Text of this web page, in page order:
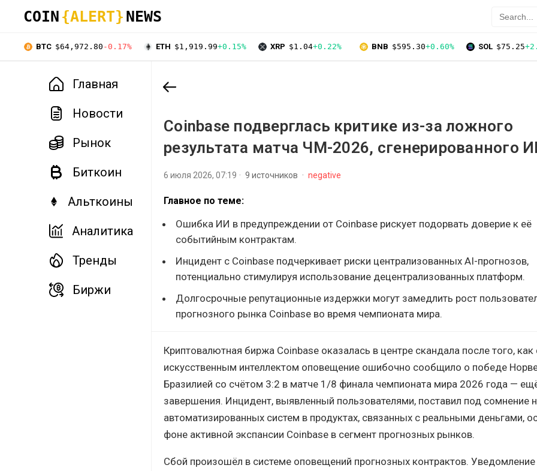
COIN {ALERT} NEWS
BTC $64,972.80 -0.17% ETH $1,919.99+0.15% XRP $1.04+0.22% BNB $595.30+0.60% SOL $75.25
Главная
Новости
Рынок
Биткоин
Альткоины
Аналитика
Тренды
Биржи
Coinbase подверглась критике из-за ложного
результата матча ЧМ-2026, сгенерированного
6 июля 2026, 07:19 9 источников negative
Главное по теме:
Ошибка ИИ в предупреждении от Coinbase рискует подорвать доверие к её
событийным контрактам.
Инцидент с Coinbase подчеркивает риски централизованных AI-прогнозов,
потенциально стимулируя использование децентрализованных платформ.
Долгосрочные репутационные издержки могут замедлить рост
прогнозного рынка Coinbase во время чемпионата мира.
Криптовалютная биржа Coinbase оказалась в центре скандала после того,
искусственным интеллектом оповещение ошибочно сообщило о победе
Бразилией со счётом 3:2 в матче 1/8 финала чемпионата мира 2026 года —
завершения. Инцидент, выявленный пользователями, поставил под сомнение
автоматизированных систем в продуктах, связанных с реальными деньгами,
фоне активной экспансии Coinbase в сегмент прогнозных рынков.
Сбой произошёл в системе оповещений прогнозных контрактов. Уведомление